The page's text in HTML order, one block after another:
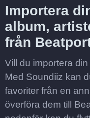
Importera
album,
från
Vill du importera
Med Soundiiz kan
favoriter från en
överföra dem till